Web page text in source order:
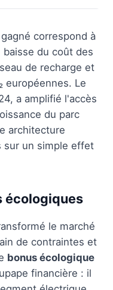
correspond à
du coût des
de recharge et
européennes. Le
a amplifié l'accès
du parc
architecture
sur un simple effet
écologiques
le marché
de contraintes et
bonus écologique
financière : il